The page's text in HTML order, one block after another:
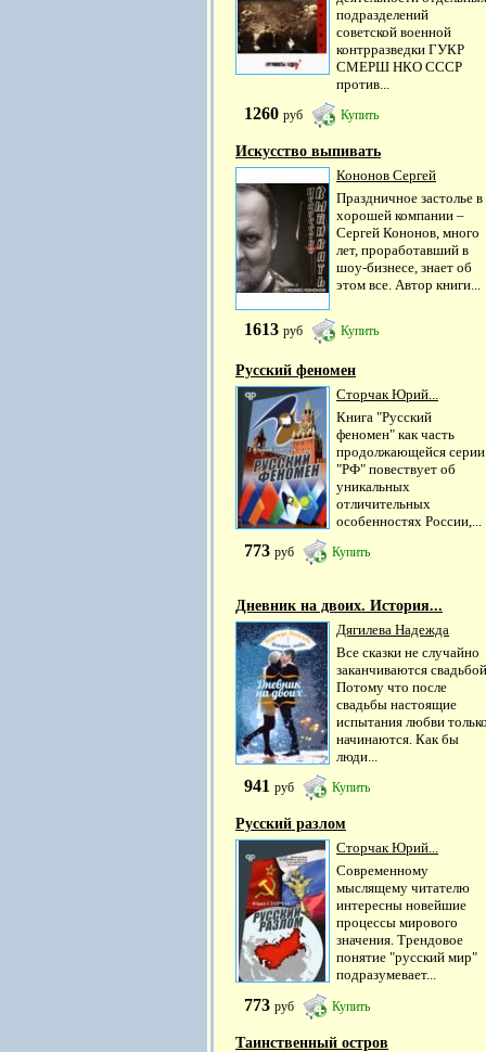
подразделений
советской военной
контрразведки ГУКР
СМЕРШ НКО СССР
против...
1260 руб Купить
Искусство выпивать
Кононов Сергей
Праздничное застолье в
хорошей компании –
Сергей Кононов, много
лет, проработавший в
шоу-бизнесе, знает об
этом все. Автор книги...
1613 руб Купить
Русский феномен
Сторчак Юрий...
Книга "Русский
феномен" как часть
продолжающейся серии
"РФ" повествует об
уникальных
отличительных
особенностях России,...
773 руб Купить
Дневник на двоих. История...
Дягилева Надежда
Все сказки не случайно
заканчиваются
Потому что после
свадьбы настоящие
испытания любви
начинаются. Как бы
люди...
941 руб Купить
Русский разлом
Сторчак Юрий...
Современному
мыслящему читателю
интересны новейшие
процессы мирового
значения. Трендовое
понятие "русский мир"
подразумевает...
773 руб Купить
Таинственный остров